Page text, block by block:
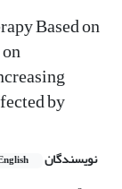
Based on
by
نویسندگان